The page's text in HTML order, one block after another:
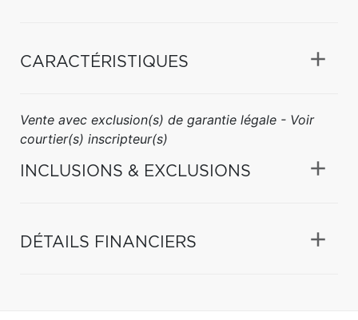
CARACTÉRISTIQUES
Vente avec exclusion(s) de garantie légale - Voir
courtier(s) inscripteur(s)
INCLUSIONS & EXCLUSIONS
DÉTAILS FINANCIERS